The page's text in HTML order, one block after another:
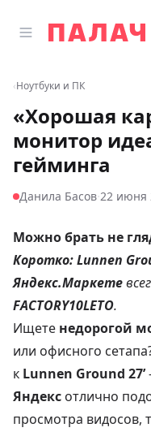
Открыть главное
Палач
‹Ноутбуки и ПК
«Хорошая
монитор
гейминга
Данила Басов·22 июня
Можно брать не
Коротко:Lunnen
Яндекс.Маркете
FACTORY10LETO.
Ищете недорогой
или офисного
к Lunnen Ground 27’
Яндекс отлично
просмотра видосов,